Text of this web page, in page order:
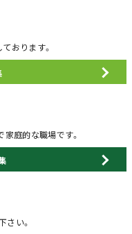
おります。
家庭的な職場です。
さい。